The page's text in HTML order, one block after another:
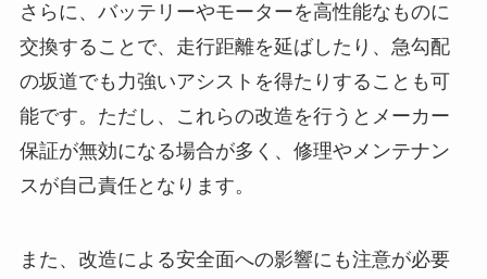
さらに、バッテリーやモーターを高性能なものに
交換することで、走行距離を延ばしたり、急勾配
の坂道でも力強いアシストを得たりすることも可
能です。ただし、これらの改造を行うとメーカー
保証が無効になる場合が多く、修理やメンテナン
スが自己責任となります。
また、改造による安全面への影響にも注意が必要